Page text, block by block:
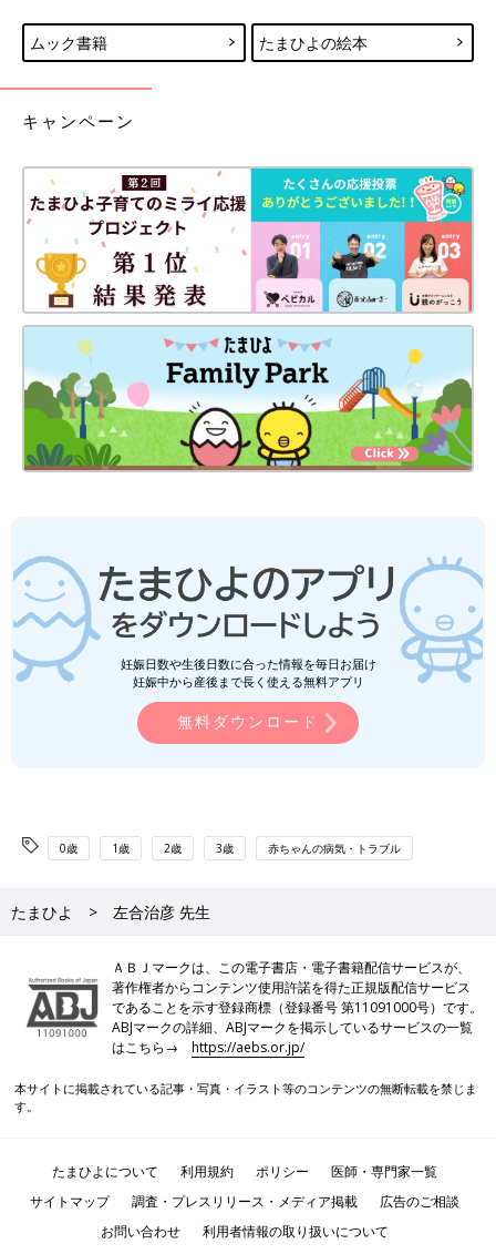
ムック書籍 たまひよの絵本
キャンペーン
妊娠日数や生後日数に合った情報を毎日お届け
妊娠中から産後まで長く使える無料アプリ
無料ダウンロード
0歳 1歳 2歳 3歳 赤ちゃんの病気・トラブル
たまひよ 左合治彦 先生
ＡＢＪマークは、この電子書店・電子書籍配信サービスが、
著作権者からコンテンツ使用許諾を得た正規版配信サービス
であることを示す登録商標（登録番号 第11091000号）です。
ABJマークの詳細、ABJマークを掲示しているサービスの一覧
はこちら→https://aebs.or.jp/
本サイトに掲載されている記事・写真・イラスト等のコンテンツの無断転載を禁じま
す。
たまひよについて 利用規約 ポリシー
医師・専門家一覧
サイトマップ
調査・プレスリリース・メディア掲載
広告のご相談
お問い合わせ
利用者情報の取り扱いについて